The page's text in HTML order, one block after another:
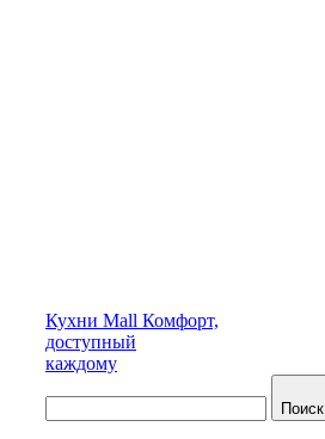
Кухни Mall Комфорт,
доступный
каждому
Поиск